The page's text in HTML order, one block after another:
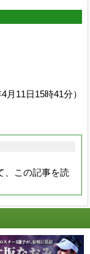
4月11日15時41分）
、この記事を読